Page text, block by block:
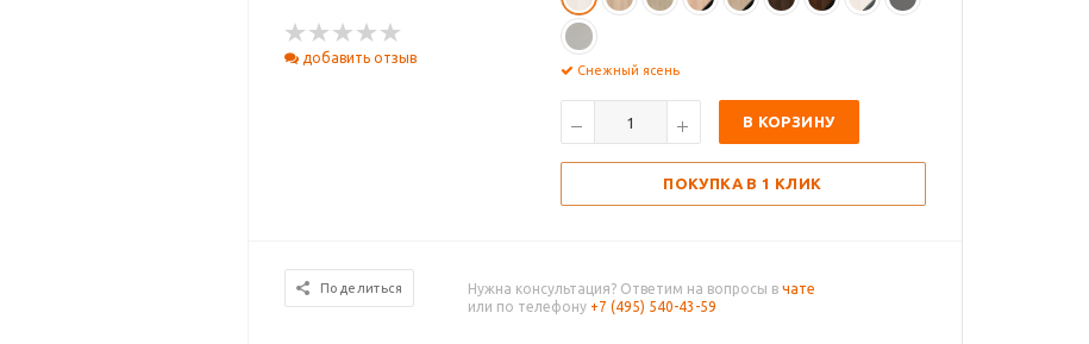
добавить отзыв
Снежный ясень
В КОРЗИНУ
ПОКУПКА В 1 КЛИК
Поделиться Нужна консультация? Ответим на вопросы в чате
или по телефону +7 (495) 540-43-59